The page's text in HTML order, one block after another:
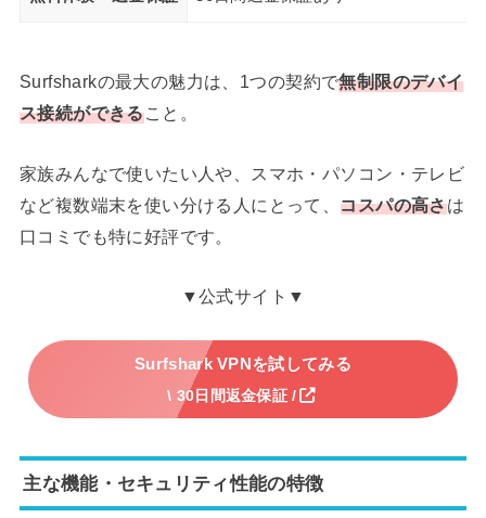
Surfsharkの最大の魅力は、1つの契約で無制限のデバイ
ス接続ができること。
家族みんなで使いたい人や、スマホ・パソコン・テレビ
など複数端末を使い分ける人にとって、 コスパの高さは
口コミでも特に好評です。
▼公式サイト▼
Surfshark VPNを試してみる
\ 30日間返金保証 /
主な機能・セキュリティ性能の特徴